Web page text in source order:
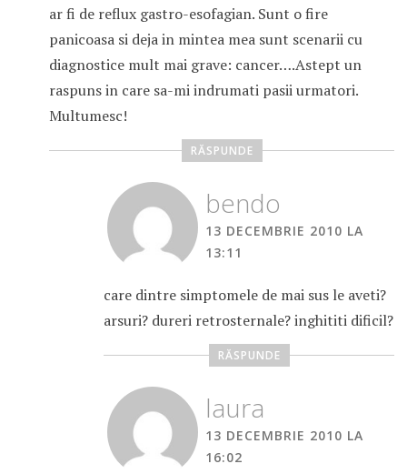
ar fi de reflux gastro-esofagian. Sunt o fire
panicoasa si deja in mintea mea sunt scenarii cu
diagnostice mult mai grave: cancer….Astept un
raspuns in care sa-mi indrumati pasii urmatori.
Multumesc!
RĂSPUNDE
bendo
13 DECEMBRIE 2010 LA
13:11
care dintre simptomele de mai sus le aveti?
arsuri? dureri retrosternale? inghititi dificil?
RĂSPUNDE
laura
13 DECEMBRIE 2010 LA
16:02